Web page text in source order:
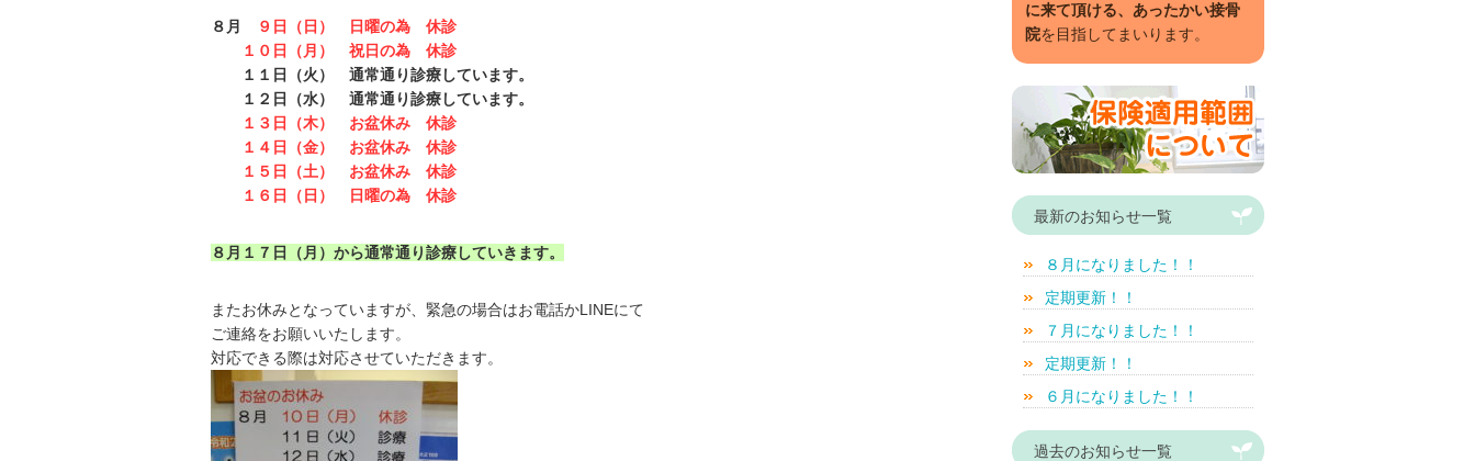
に来て頂ける、あったかい接骨
院を目指してまいります。
最新のお知らせ一覧
８月になりました！！
定期更新！！
７月になりました！！
定期更新！！
６月になりました！！
過去のお知らせ一覧
８月
９日（日） 日曜の為 休診
１０日（月） 祝日の為 休診
１１日（火） 通常通り診療しています。
１２日（水） 通常通り診療しています。
１３日（木） お盆休み 休診
１４日（金） お盆休み 休診
１５日（土） お盆休み 休診
１６日（日） 日曜の為 休診
８月１７日（月）から通常通り診療していきます。
またお休みとなっていますが、緊急の場合はお電話かLINEにて
ご連絡をお願いいたします。
対応できる際は対応させていただきます。